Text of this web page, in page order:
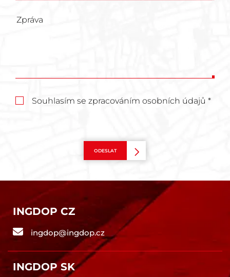
Souhlasím se zpracováním osobních údajů *
ODESLAT
INGDOP CZ
ingdop@ingdop.cz
INGDOP SK